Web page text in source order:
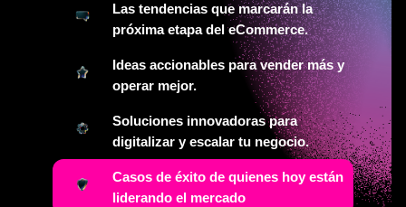
Las tendencias que marcarán la
próxima etapa del eCommerce.
Ideas accionables para vender más y
operar mejor.
Soluciones innovadoras para
digitalizar y escalar tu negocio.
Casos de éxito de quienes hoy están
liderando el mercado